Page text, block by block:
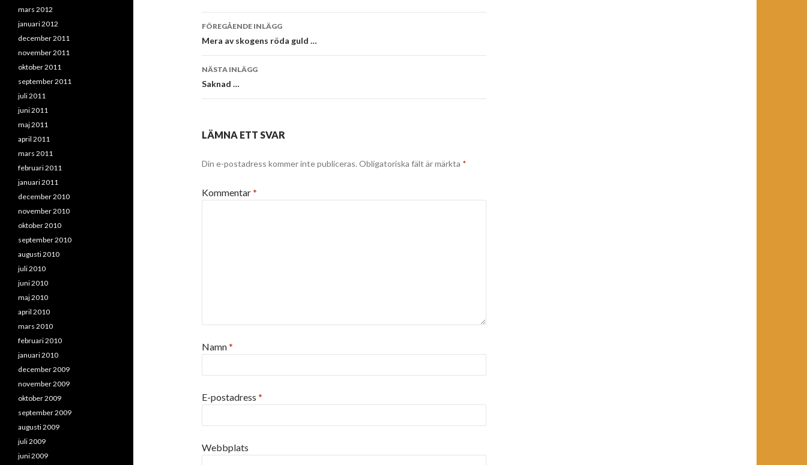
Inläggsnavigering
FÖREGÅENDE INLÄGG
Mera av skogens röda guld …
NÄSTA INLÄGG
Saknad …
LÄMNA ETT SVAR
Din e-postadress kommer inte publiceras. Obligatoriska fält är märkta *
Kommentar*
Namn*
E-postadress *
Webbplats
mars 2012
januari 2012
december 2011
november 2011
oktober 2011
september 2011
juli 2011
juni 2011
maj 2011
april 2011
mars 2011
februari 2011
januari 2011
december 2010
november 2010
oktober 2010
september 2010
augusti 2010
juli 2010
juni 2010
maj 2010
april 2010
mars 2010
februari 2010
januari 2010
december 2009
november 2009
oktober 2009
september 2009
augusti 2009
juli 2009
juni 2009